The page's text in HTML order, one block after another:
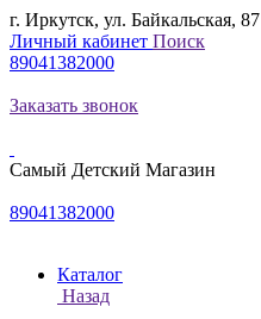
г. Иркутск, ул. Байкальская, 87
Личный кабинет Поиск
89041382000
Заказать звонок
Самый Детский Магазин
89041382000
Каталог
Назад